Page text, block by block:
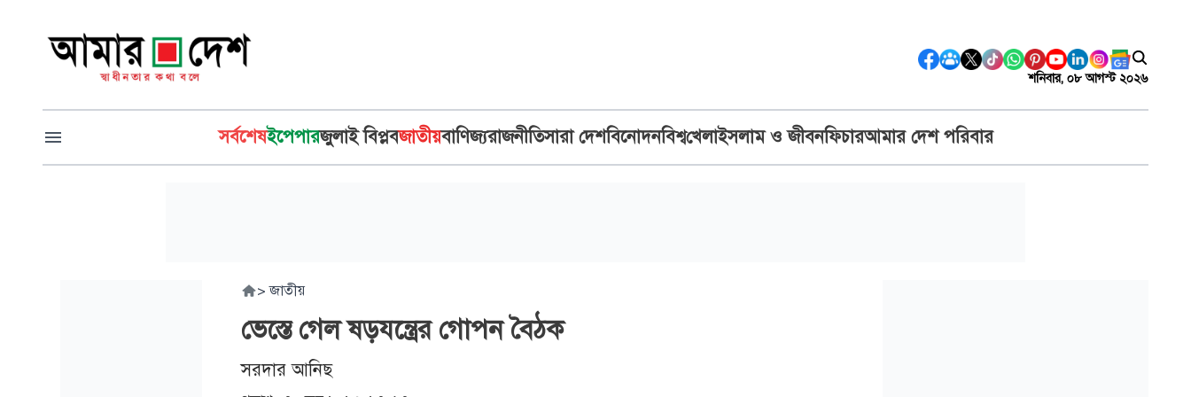
শনিবার, ০৮ আগস্ট ২০২৬
সর্বশেষইপেপারজুলাই বিপ্লবজাতীয়বাণিজ্যরাজনীতিসারা দেশবিনোদনবিশ্বখেলাইসলাম ও জীবনফিচারআমার দেশ পরিবার
> জাতীয়
ভেস্তে গেল ষড়যন্ত্রের গোপন বৈঠক
সরদার আনিছ